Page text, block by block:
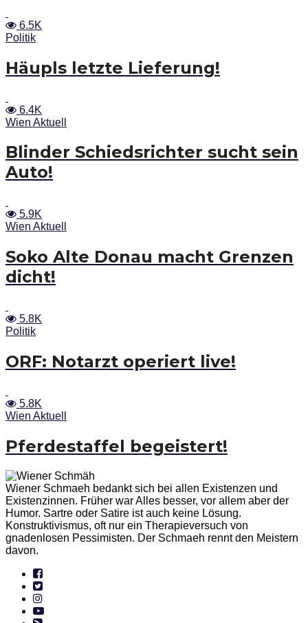
6.5K
Politik
Häupls letzte Lieferung!
6.4K
Wien Aktuell
Blinder Schiedsrichter sucht sein
Auto!
5.9K
Wien Aktuell
Soko Alte Donau macht Grenzen
dicht!
5.8K
Politik
ORF: Notarzt operiert live!
5.8K
Wien Aktuell
Pferdestaffel begeistert!
Wiener Schmaeh bedankt sich bei allen Existenzen und
Existenzinnen. Früher war Alles besser, vor allem aber der
Humor. Sartre oder Satire ist auch keine Lösung.
Konstruktivismus, oft nur ein Therapieversuch von
gnadenlosen Pessimisten. Der Schmaeh rennt den Meistern
davon.